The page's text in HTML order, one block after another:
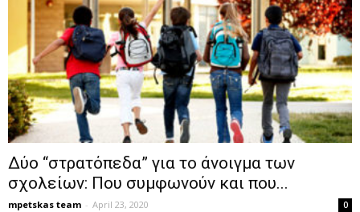
Δύο “στρατόπεδα” για το άνοιγμα των
σχολείων: Που συμφωνούν και που...
mpetskas team - April 23, 2020 0